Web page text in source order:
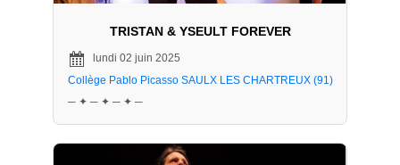
TRISTAN & YSEULT FOREVER
lundi 02 juin 2025
Collège Pablo Picasso SAULX LES CHARTREUX (91)
─ ✦ ─ ✦ ─ ✦ ─